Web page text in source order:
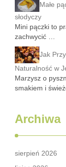
Małe
słodyczy
Mini pączki to
zachwycić …
Jak
Naturalność w
Marzysz o
smakiem i
Archiwa
sierpień 2026